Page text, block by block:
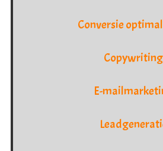
Conversie
Copywriting
E-